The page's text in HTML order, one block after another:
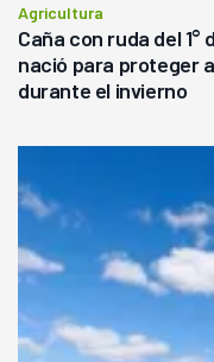
Agricultura
Caña con ruda del
nació para proteger
durante el invierno